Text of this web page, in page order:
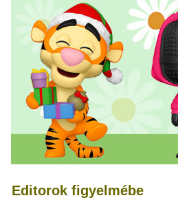
Editorok figyelmébe